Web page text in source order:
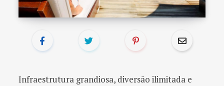
Infraestrutura grandiosa, diversão ilimitada e